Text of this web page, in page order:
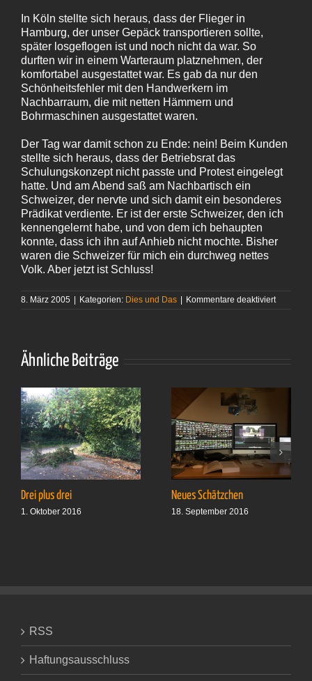
In Köln stellte sich heraus, dass der Flieger in
Hamburg, der unser Gepäck transportieren sollte,
später losgeflogen ist und noch nicht da war. So
durften wir in einem Warteraum platznehmen, der
komfortabel ausgestattet war. Es gab da nur den
Schönheitsfehler mit den Handwerkern im
Nachbarraum, die mit netten Hämmern und
Bohrmaschinen ausgestattet waren.
Der Tag war damit schon zu Ende: nein! Beim Kunden
stellte sich heraus, dass der Betriebsrat das
Schulungskonzept nicht passte und Protest eingelegt
hatte. Und am Abend saß am Nachbartisch ein
Schweizer, der nervte und sich damit ein besonderes
Prädikat verdiente. Er ist der erste Schweizer, den ich
kennengelernt habe, und von dem ich behaupten
konnte, dass ich ihn auf Anhieb nicht mochte. Bisher
waren die Schweizer für mich ein durchweg nettes
Volk. Aber jetzt ist Schluss!
8. März 2005 | Kategorien: Dies und Das | Kommentare deaktiviertfür
Ähnliche Beiträge
Drei plus drei
1. Oktober 2016
Neues Schätzchen
18. September 2016
RSS
Haftungsausschluss